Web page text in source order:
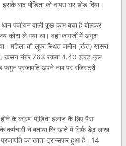
बाद पीडि़ता को वापस घर छोड़ दिया।
पंजीयन वाली कुछ काम बचा है बोलकर
कोटा ले गया था। वहां कागजों में अंगूठा
महिला की लूफा स्थित जमीन (खेत) खसरा
खसरा नंबर 763 रकबा 4.40 एकड़ कुल
प्रजापति अपने नाम पर रजिस्ट्री
के कारण पीडि़ता इलाज के लिए पैसा
ने बताया कि खाते में सिर्फ डेढ़ लाख
का खाता ट्रान्सफर हुआ है। 14